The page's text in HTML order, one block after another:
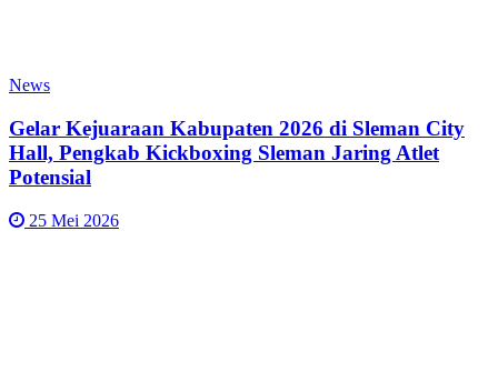
News
Gelar Kejuaraan Kabupaten 2026 di Sleman City
Hall, Pengkab Kickboxing Sleman Jaring Atlet
Potensial
25 Mei 2026